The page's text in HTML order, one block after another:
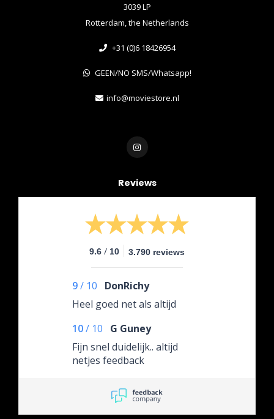
3039 LP
Rotterdam, the Netherlands
+31 (0)6 18426954
GEEN/NO SMS/Whatsapp!
info@moviestore.nl
Reviews
9.6 / 10 3.790 reviews
9/ 10
DonRichy
Heel goed net als altijd
10/ 10
G Guney
Fijn snel duidelijk.. altijd
netjes feedback